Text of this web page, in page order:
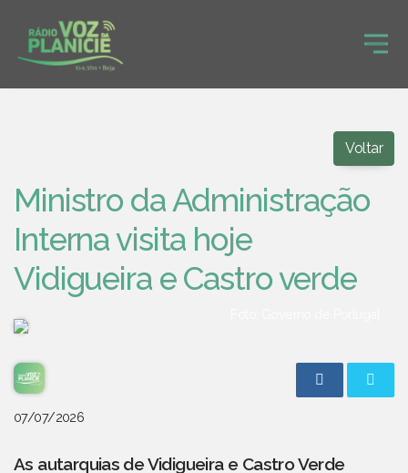
Voltar
Ministro da Administração
Interna visita hoje
Vidigueira e Castro verde
07/07/2026
As autarquias de Vidigueira e Castro Verde